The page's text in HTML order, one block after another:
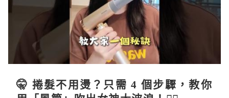
🤫 捲髮不用燙？只需 4 個步驟，教你